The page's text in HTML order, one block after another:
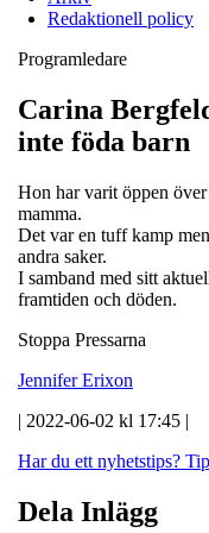
Redaktionell policy
Programledare
Carina
inte föda barn
Hon har varit öppen
mamma.
Det var en tuff kamp
andra saker.
I samband med sitt
framtiden och döden.
Stoppa Pressarna
Jennifer Erixon
| 2022-06-02 kl 17:45 |
Har du ett nyhetstips?
Dela Inlägg